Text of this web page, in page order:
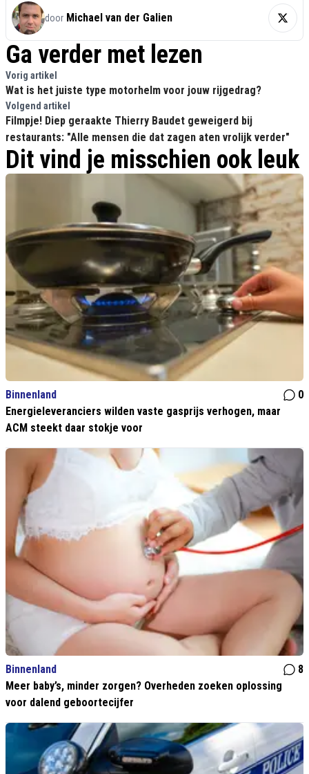
door Michael van der Galien
Ga verder met lezen
Vorig artikel
Wat is het juiste type motorhelm voor jouw rijgedrag?
Volgend artikel
Filmpje! Diep geraakte Thierry Baudet geweigerd bij
restaurants: "Alle mensen die dat zagen aten vrolijk verder"
Dit vind je misschien ook leuk
Binnenland
0
Energieleveranciers wilden vaste gasprijs verhogen, maar
ACM steekt daar stokje voor
Binnenland
8
Meer baby’s, minder zorgen? Overheden zoeken oplossing
voor dalend geboortecijfer